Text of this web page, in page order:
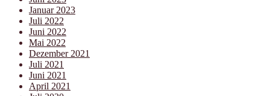
Januar 2023
Juli 2022
Juni 2022
Mai 2022
Dezember 2021
Juli 2021
Juni 2021
April 2021